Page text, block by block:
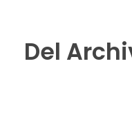
Del